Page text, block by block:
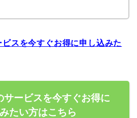
スを今すぐお得に申し込みた
サービスを今すぐお得に
たい方はこちら